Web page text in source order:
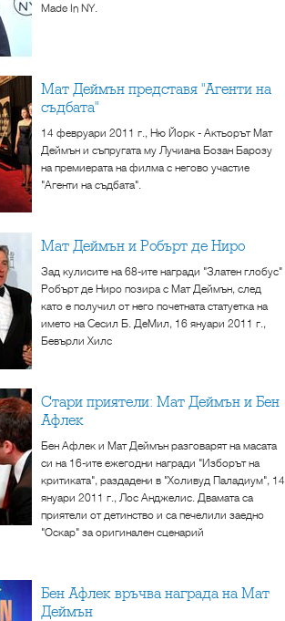
Made In NY.
Мат Деймън представя "Агенти на
съдбата"
14 февруари 2011 г., Ню Йорк - Актьорът Мат
Деймън и съпругата му Лучиана Бозан Барозу
на премиерата на филма с негово участие
"Агенти на съдбата".
Мат Деймън и Робърт де Ниро
Зад кулисите на 68-ите награди "Златен глобус"
Робърт де Ниро позира с Мат Деймън, след
като е получил от него почетната статуетка на
името на Сесил Б. ДеМил, 16 януари 2011 г.,
Бевърли Хилс
Стари приятели: Мат Деймън и Бен
Афлек
Бен Афлек и Мат Деймън разговарят на масата
си на 16-ите ежегодни награди "Изборът на
критиката", раздадени в "Холивуд Паладиум", 14
януари 2011 г., Лос Анджелис. Двамата са
приятели от детинство и са печелили заедно
"Оскар" за оригинален сценарий
Бен Афлек връчва награда на Мат
Деймън